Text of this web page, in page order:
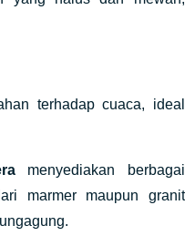
terhadap cuaca, ideal
menyediakan berbagai
marmer maupun granit